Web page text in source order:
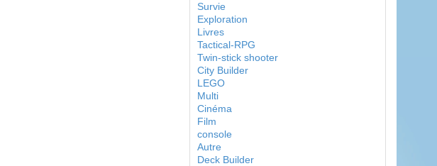
Survie
Exploration
Livres
Tactical-RPG
Twin-stick shooter
City Builder
LEGO
Multi
Cinéma
Film
console
Autre
Deck Builder